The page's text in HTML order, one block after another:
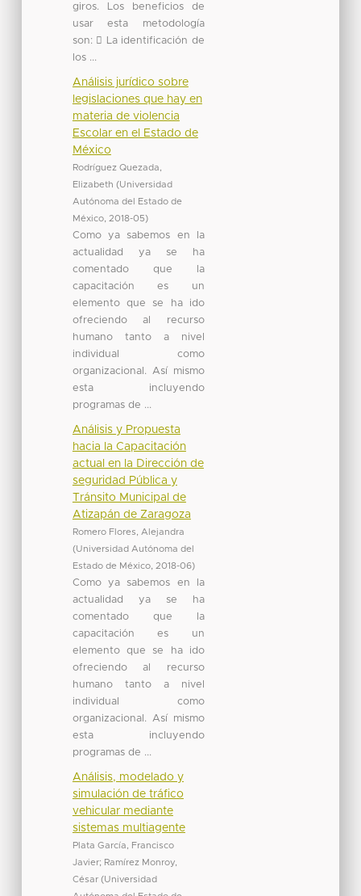
giros. Los beneficios de
usar esta metodología
son:  La identificación de
los ...
Análisis jurídico sobre
legislaciones que hay en
materia de violencia
Escolar en el Estado de
México
Rodríguez Quezada,
Elizabeth (Universidad
Autónoma del Estado de
México, 2018-05)
Como ya sabemos en la
actualidad ya se ha
comentado que la
capacitación es un
elemento que se ha ido
ofreciendo al recurso
humano tanto a nivel
individual como
organizacional. Así mismo
esta incluyendo
programas de ...
Análisis y Propuesta
hacia la Capacitación
actual en la Dirección de
seguridad Pública y
Tránsito Municipal de
Atizapán de Zaragoza
Romero Flores, Alejandra
(Universidad Autónoma del
Estado de México, 2018-06)
Como ya sabemos en la
actualidad ya se ha
comentado que la
capacitación es un
elemento que se ha ido
ofreciendo al recurso
humano tanto a nivel
individual como
organizacional. Así mismo
esta incluyendo
programas de ...
Análisis, modelado y
simulación de tráfico
vehicular mediante
sistemas multiagente
Plata García, Francisco
Javier; Ramírez Monroy,
César (Universidad